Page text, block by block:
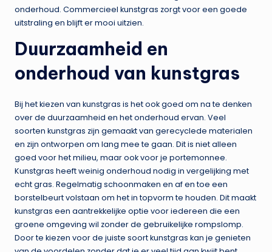
onderhoud. Commercieel kunstgras zorgt voor een goede
uitstraling en blijft er mooi uitzien.
Duurzaamheid en
onderhoud van kunstgras
Bij het kiezen van kunstgras is het ook goed om na te denken
over de duurzaamheid en het onderhoud ervan. Veel
soorten kunstgras zijn gemaakt van gerecyclede materialen
en zijn ontworpen om lang mee te gaan. Dit is niet alleen
goed voor het milieu, maar ook voor je portemonnee.
Kunstgras heeft weinig onderhoud nodig in vergelijking met
echt gras. Regelmatig schoonmaken en af en toe een
borstelbeurt volstaan om het in topvorm te houden. Dit maakt
kunstgras een aantrekkelijke optie voor iedereen die een
groene omgeving wil zonder de gebruikelijke rompslomp.
Door te kiezen voor de juiste soort kunstgras kan je genieten